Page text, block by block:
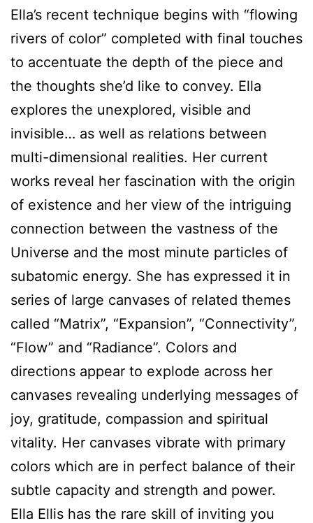
Ella’s recent technique begins with “flowing
rivers of color” completed with final touches
to accentuate the depth of the piece and
the thoughts she’d like to convey. Ella
explores the unexplored, visible and
invisible… as well as relations between
multi-dimensional realities. Her current
works reveal her fascination with the origin
of existence and her view of the intriguing
connection between the vastness of the
Universe and the most minute particles of
subatomic energy. She has expressed it in
series of large canvases of related themes
called “Matrix”, “Expansion”, “Connectivity”,
“Flow” and “Radiance”. Colors and
directions appear to explode across her
canvases revealing underlying messages of
joy, gratitude, compassion and spiritual
vitality. Her canvases vibrate with primary
colors which are in perfect balance of their
subtle capacity and strength and power.
Ella Ellis has the rare skill of inviting you